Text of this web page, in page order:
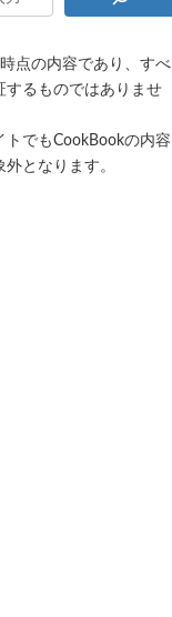
点の内容であり、すべ
するものではありませ
トでもCookBookの内容
となります。